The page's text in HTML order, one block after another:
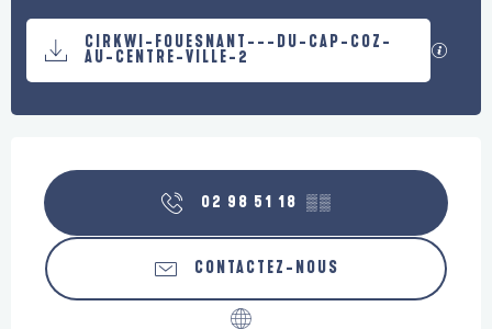
Documentation
CIRKWI-FOUESNANT---DU-CAP-COZ-
AU-CENTRE-VILLE-2
02 98 51 18 ▒▒
CONTACTEZ-NOUS